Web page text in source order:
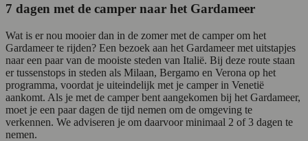
7 dagen met de camper naar het Gardameer
Wat is er nou mooier dan in de zomer met de camper om het
Gardameer te rijden? Een bezoek aan het Gardameer met uitstapjes
naar een paar van de mooiste steden van Italië. Bij deze route staan
er tussenstops in steden als Milaan, Bergamo en Verona op het
programma, voordat je uiteindelijk met je camper in Venetië
aankomt. Als je met de camper bent aangekomen bij het Gardameer,
moet je een paar dagen de tijd nemen om de omgeving te
verkennen. We adviseren je om daarvoor minimaal 2 of 3 dagen te
nemen.